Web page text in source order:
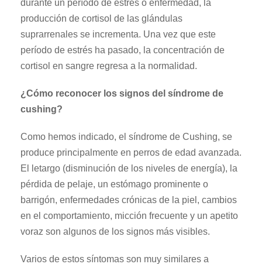
durante un período de estrés o enfermedad, la
producción de cortisol de las glándulas
suprarrenales se incrementa. Una vez que este
período de estrés ha pasado, la concentración de
cortisol en sangre regresa a la normalidad.
¿Cómo reconocer los signos del síndrome de
cushing?
Como hemos indicado, el síndrome de Cushing, se
produce principalmente en perros de edad avanzada.
El letargo (disminución de los niveles de energía), la
pérdida de pelaje, un estómago prominente o
barrigón, enfermedades crónicas de la piel, cambios
en el comportamiento, micción frecuente y un apetito
voraz son algunos de los signos más visibles.
Varios de estos síntomas son muy similares a